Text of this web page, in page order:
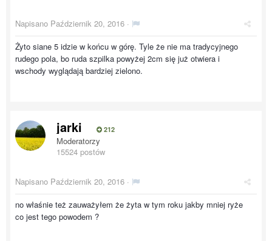
Napisano Październik 20, 2016 ·
Żyto siane 5 idzie w końcu w górę. Tyle że nie ma tradycyjnego
rudego pola, bo ruda szpilka powyżej 2cm się już otwiera i
wschody wyglądają bardziej zielono.
jarki 212
Moderatorzy
15524 postów
Napisano Październik 20, 2016 ·
no właśnie też zauważyłem że żyta w tym roku jakby mniej ryże
co jest tego powodem ?